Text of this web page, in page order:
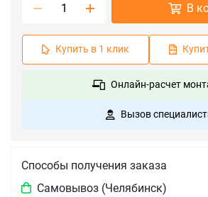
В
Купить в 1 клик
Онлайн-расчет
Вызов
Способы получения заказа
Самовывоз (Челябинск)